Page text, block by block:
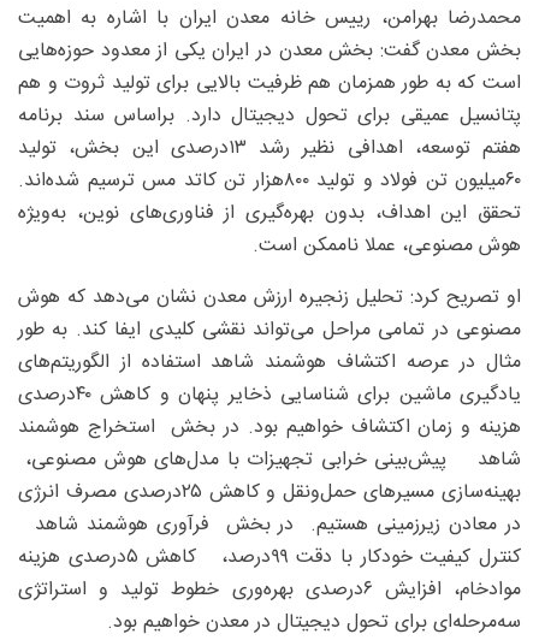
محمدرضا بهرامن، رییس خانه معدن ایران با اشاره به اهمیت
بخش معدن گفت: بخش معدن در ایران یکی از معدود حوزه‌هایی
است که به‌ طور همزمان هم ظرفیت بالایی برای تولید ثروت و هم
پتانسیل عمیقی برای تحول دیجیتال دارد. براساس سند برنامه
هفتم توسعه، اهدافی نظیر رشد ۱۳‌درصدی این بخش، تولید
۶۰‌میلیون تن فولاد و تولید ۸۰۰هزار تن کاتد مس ترسیم شده‌اند.
تحقق این اهداف، بدون بهره‌گیری از فناوری‌های نوین، به‌ویژه
هوش مصنوعی، عملا ناممکن است.
او تصریح کرد: تحلیل زنجیره ارزش معدن نشان می‌دهد که هوش
مصنوعی در تمامی مراحل می‌تواند نقشی کلیدی ایفا کند. به طور
مثال در عرصه اکتشاف هوشمند شاهد استفاده از الگوریتم‌های
یادگیری ماشین برای شناسایی ذخایر پنهان و کاهش ۴۰‌درصدی
هزینه و زمان اکتشاف خواهیم بود. در بخش استخراج هوشمند
شاهد پیش‌بینی خرابی تجهیزات با مدل‌های هوش مصنوعی،
بهینه‌سازی مسیرهای حمل‌ونقل و کاهش ۲۵‌درصدی مصرف انرژی
در معادن زیرزمینی هستیم. در بخش فرآوری هوشمند شاهد
کنترل کیفیت خودکار با دقت ۹۹‌درصد، کاهش ۵‌درصدی هزینه
موادخام، افزایش ۶‌درصدی بهره‌وری خطوط تولید و استراتژی
سه‌مرحله‌ای برای تحول دیجیتال در معدن خواهیم بود.